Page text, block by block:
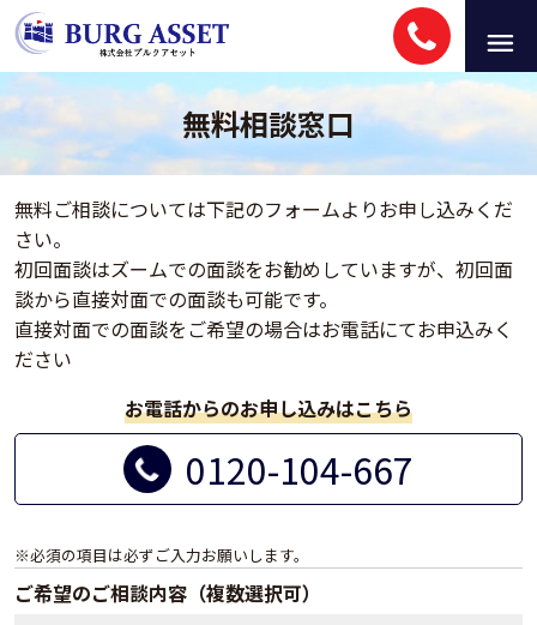
無料相談窓口
無料ご相談については下記のフォームよりお申し込みくだ
さい。
初回面談はズームでの面談をお勧めしていますが、初回面
談から直接対面での面談も可能です。
直接対面での面談をご希望の場合はお電話にてお申込みく
ださい
お電話からのお申し込みはこちら
0120-104-667
※必須の項目は必ずご入力お願いします。
ご希望のご相談内容（複数選択可）